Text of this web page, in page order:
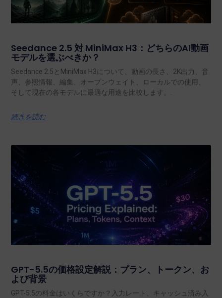
Seedance 2.5 対 MiniMax H3：どちらのAI動画
モデルを選ぶべきか？
Seedance 2.5とMiniMax H3について、動画の長さ、2K出力、音
声、参照情報、編集、オープンウェイト、ローカルでの使用、
そして現在の各モデルに最適な用途を比較します。.
続きを読む
GPT-5.5の価格設定解説：プラン、トークン、お
よび背景
GPT-5.5の料金はいくらですか？入力レート、キャッシュ済み入